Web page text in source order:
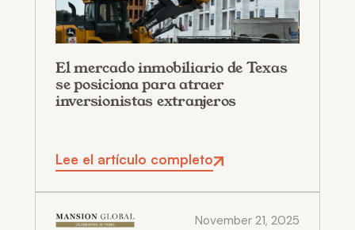
El mercado inmobiliario de Texas
se posiciona para atraer
inversionistas extranjeros
Lee el artículo completo
November 21, 2025